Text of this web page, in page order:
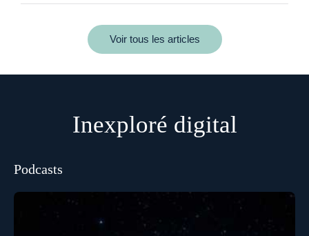
Voir tous les articles
Inexploré digital
Podcasts